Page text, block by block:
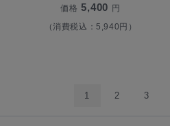
価格 5,400 円
（消費税込：5,940円）
1 2 3